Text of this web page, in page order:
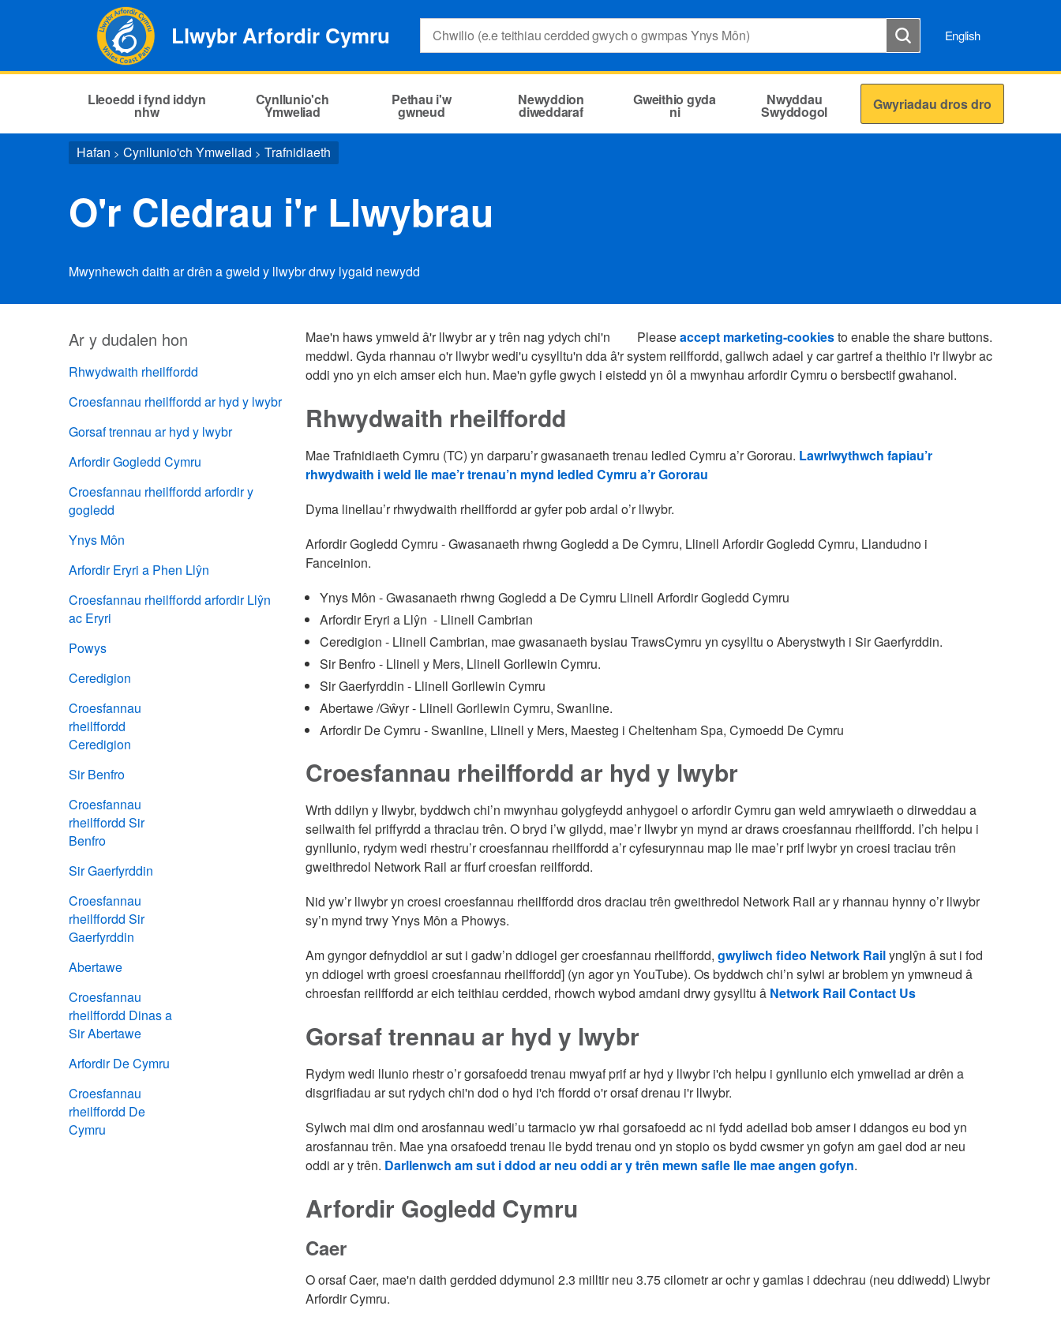
Llwybr Arfordir Cymru Search: English
Lleoedd i fynd iddyn
nhw
Cynllunio'ch
Ymweliad
Pethau i'w
gwneud
Newyddion
diweddaraf
Gweithio gyda
ni
Nwyddau
Swyddogol Gwyriadau dros dro
Hafan > Cynllunio'ch Ymweliad > Trafnidiaeth
O'r Cledrau i'r Llwybrau
Mwynhewch daith ar drên a gweld y llwybr drwy lygaid newydd
Ar y dudalen hon
Rhwydwaith rheilffordd
Croesfannau rheilffordd ar hyd y lwybr
Gorsaf trennau ar hyd y lwybr
Arfordir Gogledd Cymru
Croesfannau rheilffordd arfordir y
gogledd
Ynys Môn
Arfordir Eryri a Phen Llŷn
Croesfannau rheilffordd arfordir Llŷn
ac Eryri
Powys
Ceredigion
Croesfannau
rheilffordd
Ceredigion
Sir Benfro
Croesfannau
rheilffordd Sir
Benfro
Sir Gaerfyrddin
Croesfannau
rheilffordd Sir
Gaerfyrddin
Abertawe
Croesfannau
rheilffordd Dinas a
Sir Abertawe
Arfordir De Cymru
Croesfannau
rheilffordd De
Cymru
Pleaseaccept marketing-cookiesto enable the share buttons.
Mae'n haws ymweld â'r llwybr ar y trên nag ydych chi'n
meddwl. Gyda rhannau o'r llwybr wedi'u cysylltu'n dda â'r system reilffordd, gallwch adael y car gartref a theithio i'r llwybr ac
oddi yno yn eich amser eich hun. Mae'n gyfle gwych i eistedd yn ôl a mwynhau arfordir Cymru o bersbectif gwahanol.
Rhwydwaith rheilffordd
Mae Trafnidiaeth Cymru (TC) yn darparu’r gwasanaeth trenau ledled Cymru a’r Gororau. Lawrlwythwch fapiau’r
rhwydwaith i weld lle mae’r trenau’n mynd ledled Cymru a’r Gororau
Dyma linellau’r rhwydwaith rheilffordd ar gyfer pob ardal o’r llwybr.
Arfordir Gogledd Cymru - Gwasanaeth rhwng Gogledd a De Cymru, Llinell Arfordir Gogledd Cymru, Llandudno i
Fanceinion.
Ynys Môn - Gwasanaeth rhwng Gogledd a De Cymru Llinell Arfordir Gogledd Cymru
Arfordir Eryri a Llŷn - Llinell Cambrian
Ceredigion - Llinell Cambrian, mae gwasanaeth bysiau TrawsCymru yn cysylltu o Aberystwyth i Sir Gaerfyrddin.
Sir Benfro - Llinell y Mers, Llinell Gorllewin Cymru.
Sir Gaerfyrddin - Llinell Gorllewin Cymru
Abertawe /Gŵyr - Llinell Gorllewin Cymru, Swanline.
Arfordir De Cymru - Swanline, Llinell y Mers, Maesteg i Cheltenham Spa, Cymoedd De Cymru
Croesfannau rheilffordd ar hyd y lwybr
Wrth ddilyn y llwybr, byddwch chi’n mwynhau golygfeydd anhygoel o arfordir Cymru gan weld amrywiaeth o dirweddau a
seilwaith fel priffyrdd a thraciau trên. O bryd i’w gilydd, mae’r llwybr yn mynd ar draws croesfannau rheilffordd. I’ch helpu i
gynllunio, rydym wedi rhestru’r croesfannau rheilffordd a’r cyfesurynnau map lle mae’r prif lwybr yn croesi traciau trên
gweithredol Network Rail ar ffurf croesfan reilffordd.
Nid yw’r llwybr yn croesi croesfannau rheilffordd dros draciau trên gweithredol Network Rail ar y rhannau hynny o’r llwybr
sy’n mynd trwy Ynys Môn a Phowys.
Am gyngor defnyddiol ar sut i gadw’n ddiogel ger croesfannau rheilffordd, gwyliwch fideo Network Railynglŷn â sut i fod
yn ddiogel wrth groesi croesfannau rheilffordd] (yn agor yn YouTube). Os byddwch chi’n sylwi ar broblem yn ymwneud â
chroesfan reilffordd ar eich teithiau cerdded, rhowch wybod amdani drwy gysylltu â Network Rail Contact Us
Gorsaf trennau ar hyd y lwybr
Rydym wedi llunio rhestr o’r gorsafoedd trenau mwyaf prif ar hyd y llwybr i'ch helpu i gynllunio eich ymweliad ar drên a
disgrifiadau ar sut rydych chi'n dod o hyd i'ch ffordd o'r orsaf drenau i'r llwybr.
Sylwch mai dim ond arosfannau wedi’u tarmacio yw rhai gorsafoedd ac ni fydd adeilad bob amser i ddangos eu bod yn
arosfannau trên. Mae yna orsafoedd trenau lle bydd trenau ond yn stopio os bydd cwsmer yn gofyn am gael dod ar neu
oddi ar y trên. Darllenwch am sut i ddod ar neu oddi ar y trên mewn safle lle mae angen gofyn.
Arfordir Gogledd Cymru
Caer
O orsaf Caer, mae'n daith gerdded ddymunol 2.3 milltir neu 3.75 cilometr ar ochr y gamlas i ddechrau (neu ddiwedd) Llwybr
Arfordir Cymru.